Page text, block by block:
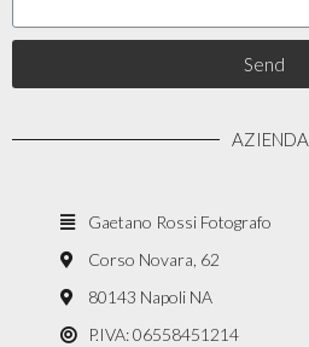
Send
AZIENDA
Gaetano Rossi Fotografo
Corso Novara, 62
80143 Napoli NA
P.IVA: 06558451214